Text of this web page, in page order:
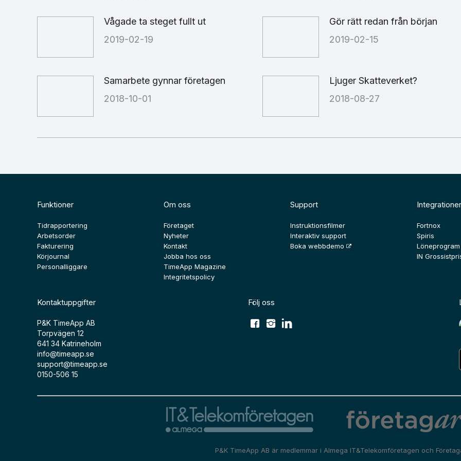
Vågade ta steget fullt ut
2019-02-19
Gör rätt redan från början
2019-02-15
Samarbete gynnar företagen
2018-10-01
Ljuger Skatteverket?
2018-08-27
Funktioner
Tidrapportering
Arbetsorder
Fakturering
Körjournal
Personalliggare
Om oss
Företaget
Nyheter
Kontakt
Jobba hos oss
TimeApp Magazine
Integritetspolicy
Support
Instruktionsfilmer
Interaktiv support
Boka webbdemo
Integrationer
Fortnox
Spiris
Löneprogram
IN
Kontaktuppgifter
P&K TimeApp AB
Torpvägen 12
641 34 Katrineholm
info@timeapp.se
support@timeapp.se
0150-506 15
Följ oss
P&K TimeApp AB är medlemmar i Almega IT&Telekomföretagen och